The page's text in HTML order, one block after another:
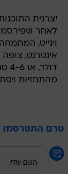
לאחר שפירסמה
וינייט,
מהתחזיות ויסתכמו ב-50
טרם התפרסמו